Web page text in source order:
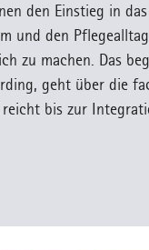
den Einstieg in
und den
zu machen. Das
geht über die
reicht bis zur